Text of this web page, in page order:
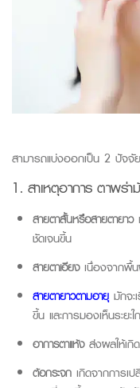
สามารถแบ่งออกเป็น 2 ปัจ
1. สาเหตุอาการ ตาพร่า
สายตาสั้นหรือสายตายาว
ชัดเจนขึ้น
สายตาเอียงเนื่องจากพื้น
สายตายาวตามอายุมักจะ
ขึ้น และการมองเห็นระยะ
อาการตาแห้งส่งผลให้เกิ
ต้อกระจก เกิดจากการเ